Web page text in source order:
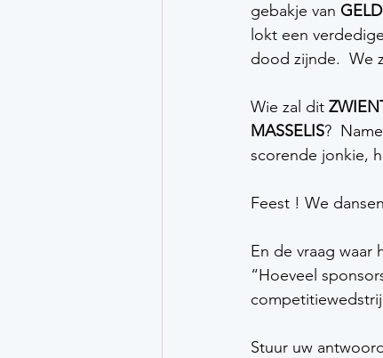
gebakje van
lokt een
dood zijnde.  We
Wie zal dit
MASSELIS?
scorende jonkie,
Feest ! We
En de vraag waar
“Hoeveel
Stuur uw